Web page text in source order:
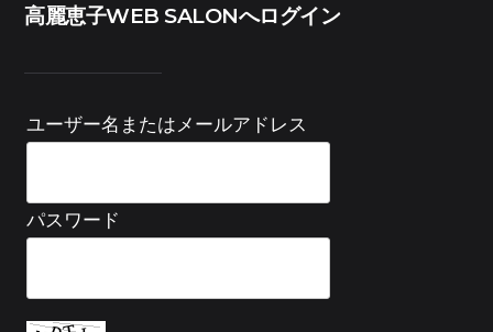
高麗恵子WEB SALONへログイン
ユーザー名またはメールアドレス
パスワード